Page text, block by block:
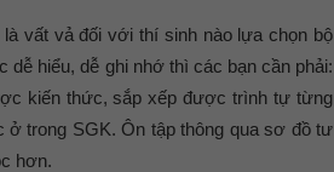
vất vả đối với thí sinh nào lựa chọn bộ
hiểu, dễ ghi nhớ thì các bạn cần phải:
kiến thức, sắp xếp được trình tự từng
trong SGK. Ôn tập thông qua sơ đồ tư
hơn.